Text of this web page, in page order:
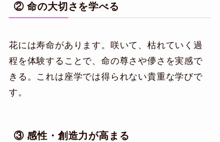
② 命の大切さを学べる
花には寿命があります。咲いて、枯れていく過
程を体験することで、命の尊さや儚さを実感で
きる。これは座学では得られない貴重な学びで
す。
③ 感性・創造力が高まる